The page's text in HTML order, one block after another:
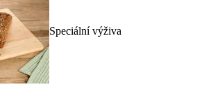
Speciální výživa